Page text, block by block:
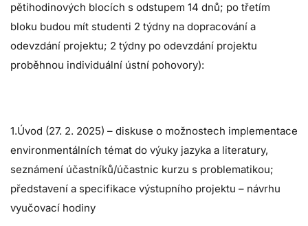
pětihodinových blocích s odstupem 14 dnů; po třetím
bloku budou mít studenti 2 týdny na dopracování a
odevzdání projektu; 2 týdny po odevzdání projektu
proběhnou individuální ústní pohovory):
1.Úvod (27. 2. 2025) – diskuse o možnostech implementace
environmentálních témat do výuky jazyka a literatury,
seznámení účastníků/účastnic kurzu s problematikou;
představení a specifikace výstupního projektu – návrhu
vyučovací hodiny